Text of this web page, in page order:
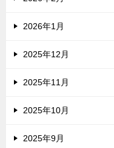
2026年1月
2025年12月
2025年11月
2025年10月
2025年9月